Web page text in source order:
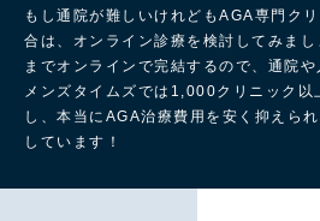
もし通院が難しいけれどもAGA専門ク
合は、オンライン診療を検討してみま
までオンラインで完結するので、通院や
メンズタイムズでは1,000クリニック以
し、本当にAGA治療費用を安く抑えら
しています！